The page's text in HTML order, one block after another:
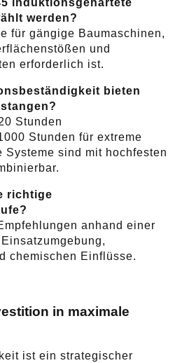
induktionsgehärtete
werden?
für gängige Baumaschinen,
und
erforderlich ist.
bieten
Stunden
Stunden für extreme
Systeme sind mit hochfesten
richtige
anhand einer
chemischen Einflüsse.
in maximale
ist ein strategischer